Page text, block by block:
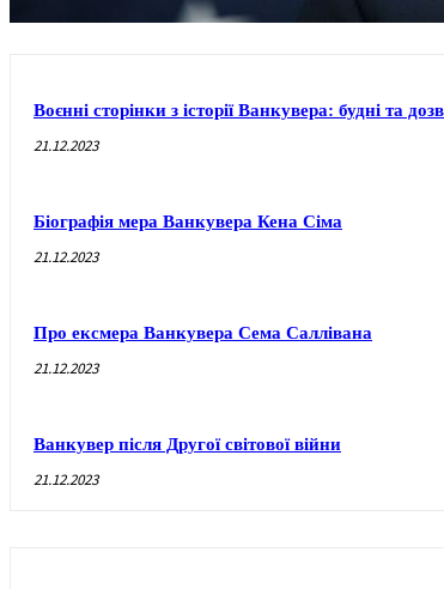
Воєнні сторінки з історії Ванкувера: будні та
21.12.2023
Біографія мера Ванкувера Кена Сіма
21.12.2023
Про ексмера Ванкувера Сема Саллівана
21.12.2023
Ванкувер після Другої світової війни
21.12.2023